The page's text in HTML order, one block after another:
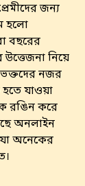
জন্য
হলো
বছরের
নিয়ে
ভক্তদের নজর
যাওয়া
রঙিন করে
অনলাইন
যা অনেকের